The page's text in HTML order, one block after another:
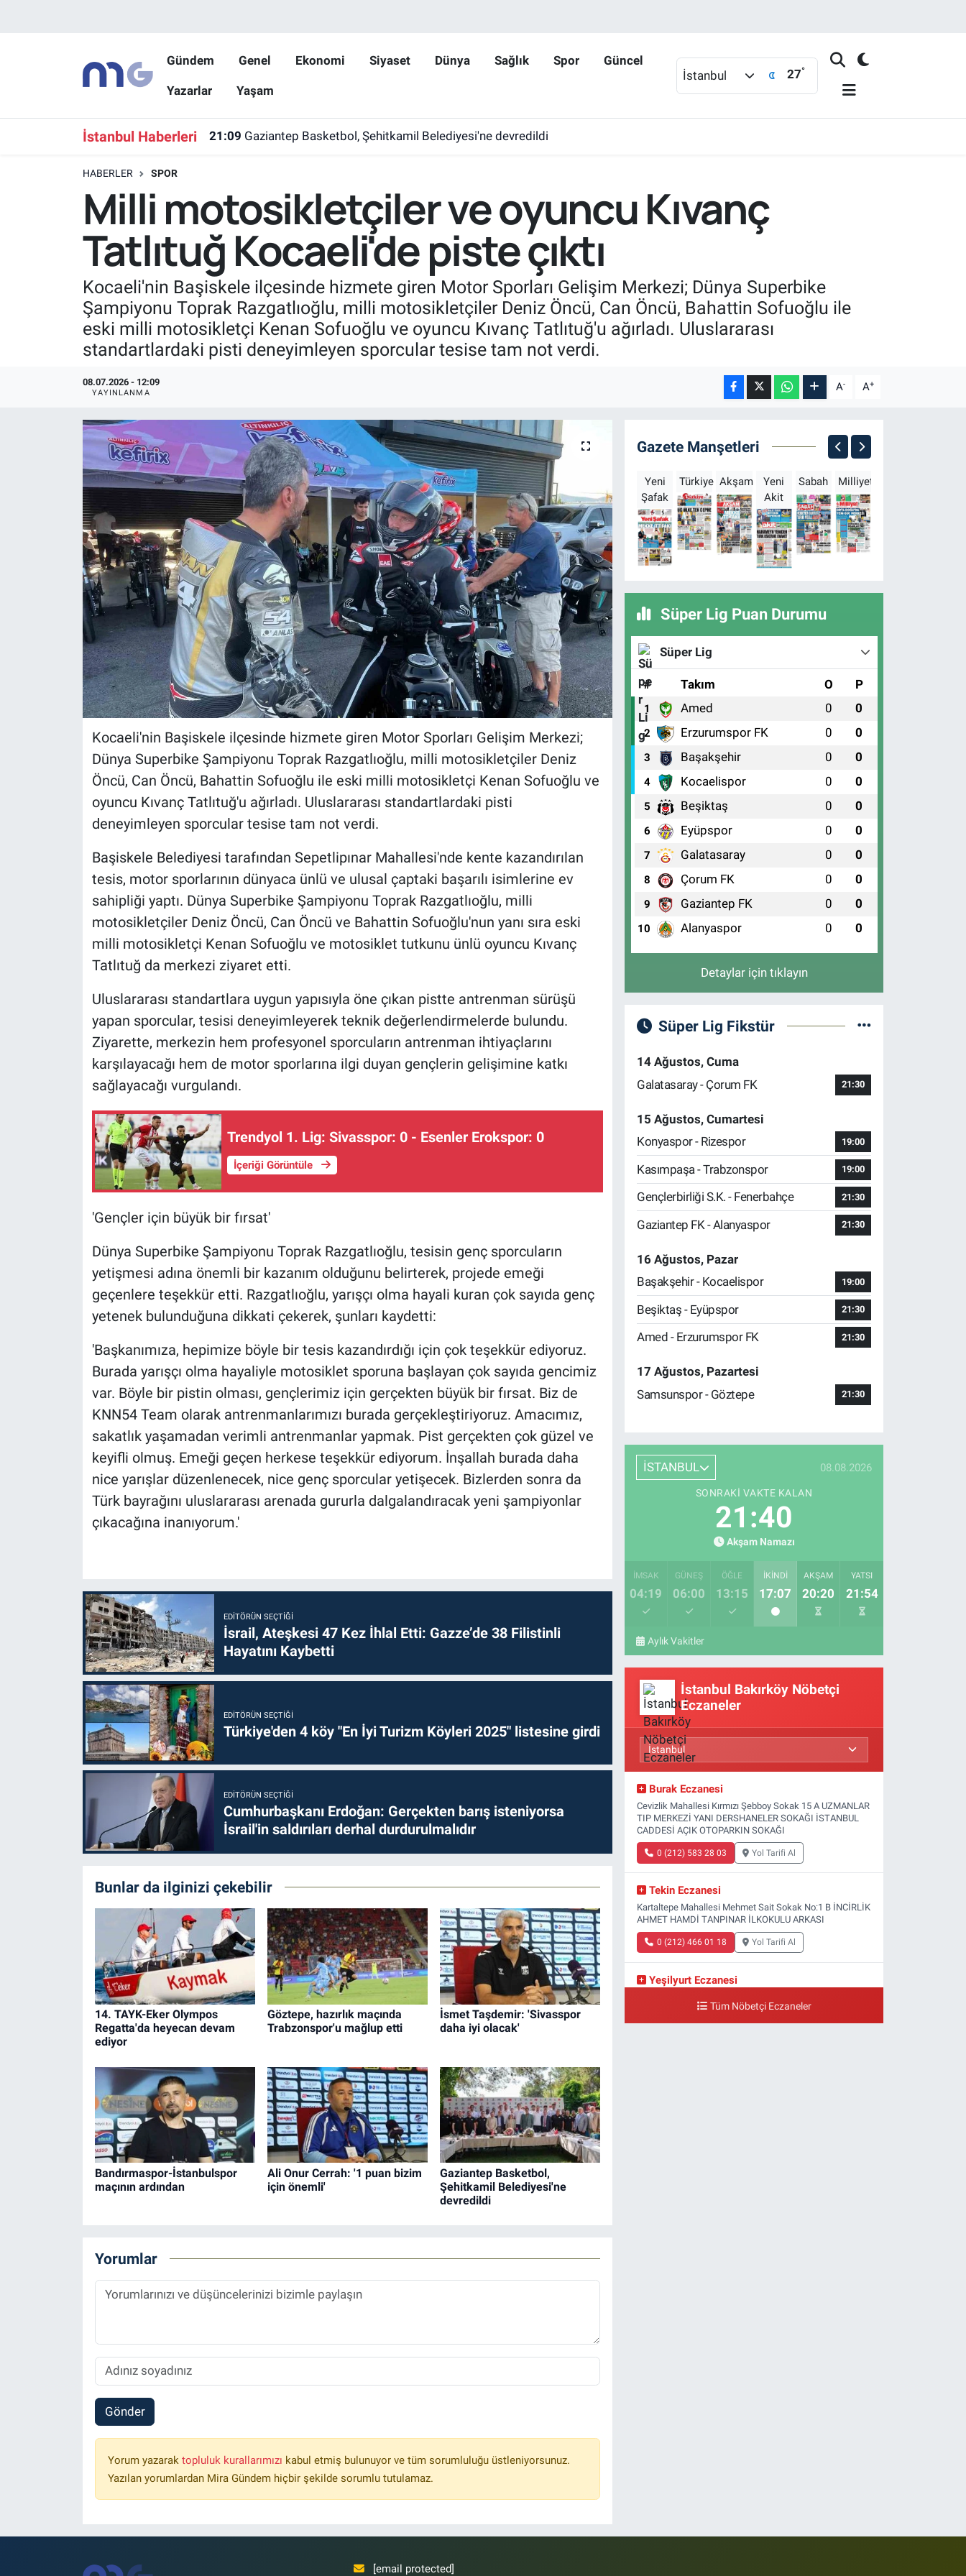
Gündem Genel Ekonomi Siyaset Dünya Sağlık Spor Güncel
Yazarlar Yaşam
İstanbul 27°
İstanbul Haberleri 21:09 Gaziantep Basketbol, Şehitkamil Belediyesi'ne devredildi
HABERLER SPOR
Milli motosikletçiler ve oyuncu Kıvanç
Tatlıtuğ Kocaeli'de piste çıktı
Kocaeli'nin Başiskele ilçesinde hizmete giren Motor Sporları Gelişim Merkezi; Dünya Superbike
Şampiyonu Toprak Razgatlıoğlu, milli motosikletçiler Deniz Öncü, Can Öncü, Bahattin Sofuoğlu ile
eski milli motosikletçi Kenan Sofuoğlu ve oyuncu Kıvanç Tatlıtuğ'u ağırladı. Uluslararası
standartlardaki pisti deneyimleyen sporcular tesise tam not verdi.
08.07.2026 - 12:09
YAYINLANMA A- A+
Kocaeli'nin Başiskele ilçesinde hizmete giren Motor Sporları Gelişim Merkezi;
Dünya Superbike Şampiyonu Toprak Razgatlıoğlu, milli motosikletçiler Deniz
Öncü, Can Öncü, Bahattin Sofuoğlu ile eski milli motosikletçi Kenan Sofuoğlu ve
oyuncu Kıvanç Tatlıtuğ'u ağırladı. Uluslararası standartlardaki pisti
deneyimleyen sporcular tesise tam not verdi.
Başiskele Belediyesi tarafından Sepetlipınar Mahallesi'nde kente kazandırılan
tesis, motor sporlarının dünyaca ünlü ve ulusal çaptaki başarılı isimlerine ev
sahipliği yaptı. Dünya Superbike Şampiyonu Toprak Razgatlıoğlu, milli
motosikletçiler Deniz Öncü, Can Öncü ve Bahattin Sofuoğlu'nun yanı sıra eski
milli motosikletçi Kenan Sofuoğlu ve motosiklet tutkunu ünlü oyuncu Kıvanç
Tatlıtuğ da merkezi ziyaret etti.
Uluslararası standartlara uygun yapısıyla öne çıkan pistte antrenman sürüşü
yapan sporcular, tesisi deneyimleyerek teknik değerlendirmelerde bulundu.
Ziyarette, merkezin hem profesyonel sporcuların antrenman ihtiyaçlarını
karşılayacağı hem de motor sporlarına ilgi duyan gençlerin gelişimine katkı
sağlayacağı vurgulandı.
Trendyol 1. Lig: Sivasspor: 0 - Esenler Erokspor: 0
İçeriği Görüntüle
'Gençler için büyük bir fırsat'
Dünya Superbike Şampiyonu Toprak Razgatlıoğlu, tesisin genç sporcuların
yetişmesi adına önemli bir kazanım olduğunu belirterek, projede emeği
geçenlere teşekkür etti. Razgatlıoğlu, yarışçı olma hayali kuran çok sayıda genç
yetenek bulunduğuna dikkati çekerek, şunları kaydetti:
'Başkanımıza, hepimize böyle bir tesis kazandırdığı için çok teşekkür ediyoruz.
Burada yarışçı olma hayaliyle motosiklet sporuna başlayan çok sayıda gencimiz
var. Böyle bir pistin olması, gençlerimiz için gerçekten büyük bir fırsat. Biz de
KNN54 Team olarak antrenmanlarımızı burada gerçekleştiriyoruz. Amacımız,
sakatlık yaşamadan verimli antrenmanlar yapmak. Pist gerçekten çok güzel ve
keyifli olmuş. Emeği geçen herkese teşekkür ediyorum. İnşallah burada daha
nice yarışlar düzenlenecek, nice genç sporcular yetişecek. Bizlerden sonra da
Türk bayrağını uluslararası arenada gururla dalgalandıracak yeni şampiyonlar
çıkacağına inanıyorum.'
EDITÖRÜN SEÇTIĞI
İsrail, Ateşkesi 47 Kez İhlal Etti: Gazze’de 38 Filistinli
Hayatını Kaybetti
EDITÖRÜN SEÇTIĞI
Türkiye'den 4 köy "En İyi Turizm Köyleri 2025" listesine girdi
EDITÖRÜN SEÇTIĞI
Cumhurbaşkanı Erdoğan: Gerçekten barış isteniyorsa
İsrail'in saldırıları derhal durdurulmalıdır
Bunlar da ilginizi çekebilir
14. TAYK-Eker Olympos
Regatta'da heyecan devam
ediyor
Göztepe, hazırlık maçında
Trabzonspor'u mağlup etti
İsmet Taşdemir: 'Sivasspor
daha iyi olacak'
Bandırmaspor-İstanbulspor
maçının ardından
Ali Onur Cerrah: '1 puan bizim
için önemli'
Gaziantep Basketbol,
Şehitkamil Belediyesi'ne
devredildi
Yorumlar
Gönder
Yorum yazarak topluluk kurallarımızı kabul etmiş bulunuyor ve tüm sorumluluğu üstleniyorsunuz.
Yazılan yorumlardan Mira Gündem hiçbir şekilde sorumlu tutulamaz.
Gazete Manşetleri
Yeni
Şafak
Türkiye Akşam
Yeni
Akit
Sabah Milliyet
Süper Lig Puan Durumu
Süper Lig
# Takım O P
1 Amed 0 0
2 Erzurumspor FK 0 0
3 Başakşehir 0 0
4 Kocaelispor 0 0
5 Beşiktaş 0 0
6 Eyüpspor 0 0
7 Galatasaray 0 0
8 Çorum FK 0 0
9 Gaziantep FK 0 0
10 Alanyaspor 0 0
Detaylar için tıklayın
Süper Lig Fikstür
14 Ağustos, Cuma
Galatasaray - Çorum FK
21:30
15 Ağustos, Cumartesi
Konyaspor - Rizespor
19:00
Kasımpaşa - Trabzonspor 19:00
Gençlerbirliği S.K. - Fenerbahçe 21:30
Gaziantep FK - Alanyaspor 21:30
16 Ağustos, Pazar
Başakşehir - Kocaelispor
19:00
Beşiktaş - Eyüpspor 21:30
Amed - Erzurumspor FK 21:30
17 Ağustos, Pazartesi
Samsunspor - Göztepe
21:30
İSTANBUL 08.08.2026
SONRAKI VAKTE KALAN
21:39
Akşam Namazı
İMSAK
04:19
GÜNEŞ
06:00
ÖĞLE
13:15
İKINDI
17:07
AKŞAM
20:20
YATSI
21:54
Aylık Vakitler
İstanbul Bakırköy Nöbetçi
Eczaneler
Burak Eczanesi
Cevizlik Mahallesi Kırmızı Şebboy Sokak 15 A UZMANLAR
TIP MERKEZİ YANI DERSHANELER SOKAĞI İSTANBUL
CADDESİ AÇIK OTOPARKIN SOKAĞI
0 (212) 583 28 03 Yol Tarifi Al
Tekin Eczanesi
Kartaltepe Mahallesi Mehmet Sait Sokak No:1 B İNCİRLİK
AHMET HAMDİ TANPINAR İLKOKULU ARKASI
0 (212) 466 01 18 Yol Tarifi Al
Yeşilyurt Eczanesi
Tüm Nöbetçi Eczaneler
[email protected]
Hava Durumu
İstanbul Namaz Vakitleri
Süper Lig Puan Durumu ve Fikstür
Tüm Manşetler
Haber Arşivi